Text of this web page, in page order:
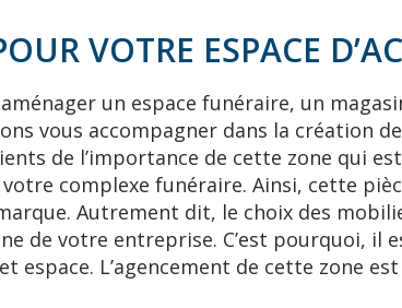
VOTRE ESPACE
un espace funéraire, un
vous accompagner dans la création
de l’importance de cette zone qui
complexe funéraire. Ainsi, cette
Autrement dit, le choix des
de votre entreprise. C’est pourquoi, il
espace. L’agencement de cette zone